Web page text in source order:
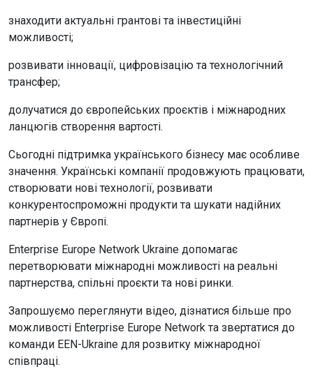
знаходити актуальні грантові та інвестиційні
можливості;
розвивати інновації, цифровізацію та технологічний
трансфер;
долучатися до європейських проєктів і міжнародних
ланцюгів створення вартості.
Сьогодні підтримка українського бізнесу має особливе
значення. Українські компанії продовжують працювати,
створювати нові технології, розвивати
конкурентоспроможні продукти та шукати надійних
партнерів у Європі.
Enterprise Europe Network Ukraine допомагає
перетворювати міжнародні можливості на реальні
партнерства, спільні проєкти та нові ринки.
Запрошуємо переглянути відео, дізнатися більше про
можливості Enterprise Europe Network та звертатися до
команди EEN-Ukraine для розвитку міжнародної
співпраці.